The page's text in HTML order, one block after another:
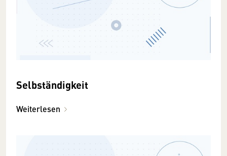
Selbständigkeit
Weiterlesen